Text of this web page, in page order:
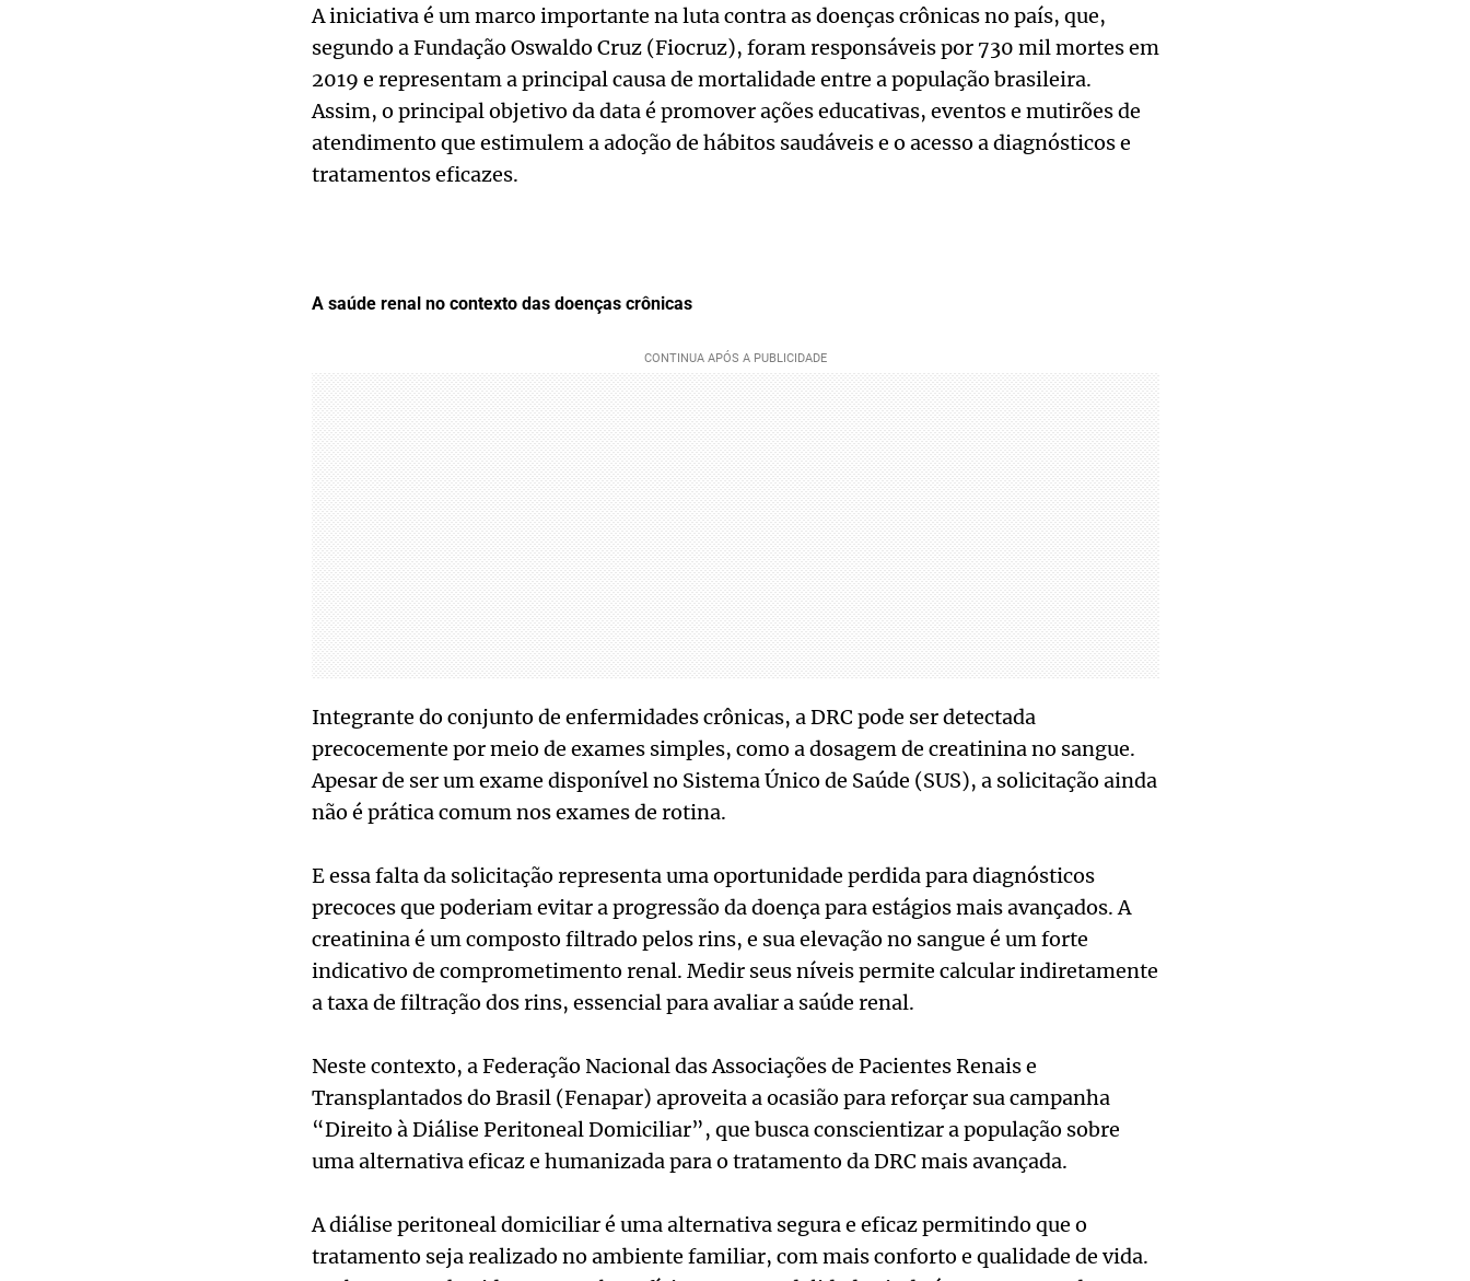
A iniciativa é um marco importante na luta contra as doenças crônicas no país, que,
segundo a Fundação Oswaldo Cruz (Fiocruz), foram responsáveis por 730 mil mortes em
2019 e representam a principal causa de mortalidade entre a população brasileira.
Assim, o principal objetivo da data é promover ações educativas, eventos e mutirões de
atendimento que estimulem a adoção de hábitos saudáveis e o acesso a diagnósticos e
tratamentos eficazes.
A saúde renal no contexto das doenças crônicas
Integrante do conjunto de enfermidades crônicas, a DRC pode ser detectada
precocemente por meio de exames simples, como a dosagem de creatinina no sangue.
Apesar de ser um exame disponível no Sistema Único de Saúde (SUS), a solicitação ainda
não é prática comum nos exames de rotina.
E essa falta da solicitação representa uma oportunidade perdida para diagnósticos
precoces que poderiam evitar a progressão da doença para estágios mais avançados. A
creatinina é um composto filtrado pelos rins, e sua elevação no sangue é um forte
indicativo de comprometimento renal. Medir seus níveis permite calcular indiretamente
a taxa de filtração dos rins, essencial para avaliar a saúde renal.
Neste contexto, a Federação Nacional das Associações de Pacientes Renais e
Transplantados do Brasil (Fenapar) aproveita a ocasião para reforçar sua campanha
“Direito à Diálise Peritoneal Domiciliar”, que busca conscientizar a população sobre
uma alternativa eficaz e humanizada para o tratamento da DRC mais avançada.
A diálise peritoneal domiciliar é uma alternativa segura e eficaz permitindo que o
tratamento seja realizado no ambiente familiar, com mais conforto e qualidade de vida.